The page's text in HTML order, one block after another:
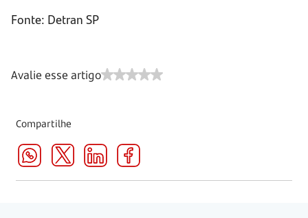
Fonte: Detran SP
Avalie esse artigo
Compartilhe